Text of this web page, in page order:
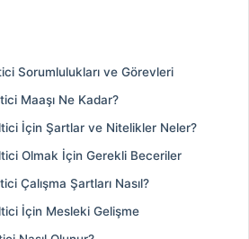
Sorumlulukları ve Görevleri
Maaşı Ne Kadar?
İçin Şartlar ve Nitelikler Neler?
Olmak İçin Gerekli Beceriler
Çalışma Şartları Nasıl?
İçin Mesleki Gelişme